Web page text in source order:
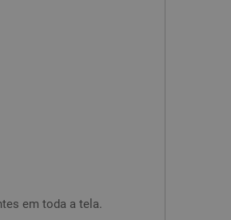
em toda a tela.